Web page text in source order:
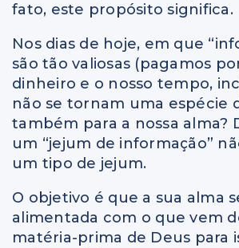
fato, este propósito significa.
Nos dias de hoje, em que
são tão valiosas (pagamos
dinheiro e o nosso tempo,
não se tornam uma espécie
também para a nossa alma?
um “jejum de informação”
um tipo de jejum.
O objetivo é que a sua alma
alimentada com o que vem
matéria-prima de Deus para